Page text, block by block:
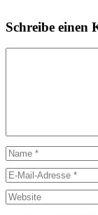
Schreibe einen
Name
E-
Mail-
Adresse
Website